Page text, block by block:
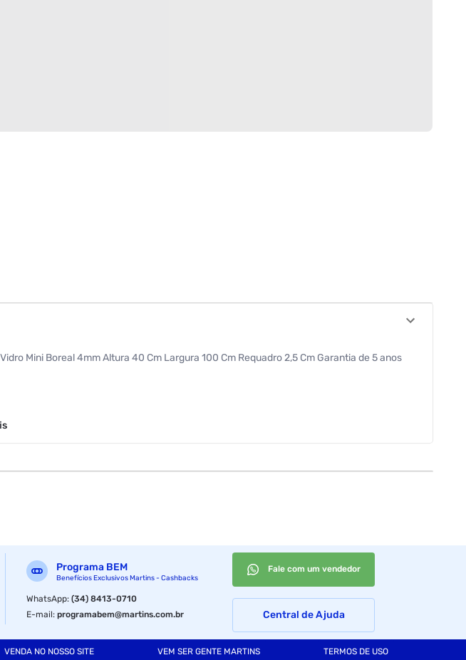
Mini Boreal 4mm Altura 40 Cm Largura 100 Cm Requadro 2,5 Cm Garantia de 5 anos
Programa BEM
Benefícios Exclusivos Martins - Cashbacks
WhatsApp:(34) 8413-0710
E-mail:programabem@martins.com.br
Fale com um vendedor
Central de Ajuda
VENDA NO NOSSO SITE VEM SER GENTE MARTINS TERMOS DE USO